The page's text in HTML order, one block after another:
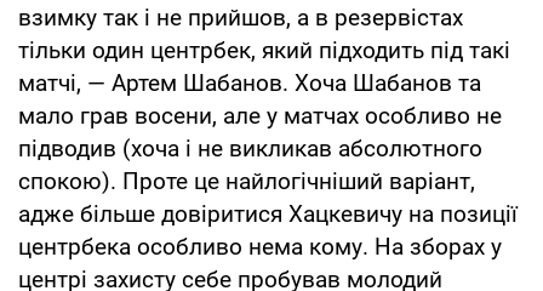
взимку так і не прийшов, а в резервістах
тільки один центрбек, який підходить під такі
матчі, — Артем Шабанов. Хоча Шабанов та
мало грав восени, але у матчах особливо не
підводив (хоча і не викликав абсолютного
спокою). Проте це найлогічніший варіант,
адже більше довіритися Хацкевичу на позиції
центрбека особливо нема кому. На зборах у
центрі захисту себе пробував молодий